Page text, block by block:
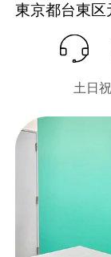
東京都台東
⼟⽇